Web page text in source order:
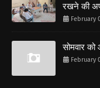
रखने की
February
सोमवार को
February